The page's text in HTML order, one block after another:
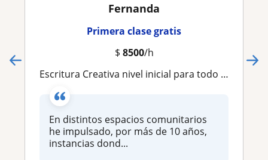
Fernanda
Primera clase gratis
$ 8500/h
Escritura Creativa nivel inicial para todo tipo de personas
En distintos espacios comunitarios
he impulsado, por más de 10 años,
instancias dond...